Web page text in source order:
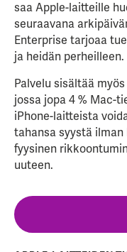
saa Apple-laitteille
seuraavana
Enterprise tarjoaa
ja heidän perheilleen.
Palvelu sisältää
jossa jopa 4 % Mac-
iPhone-laitteista
tahansa syystä
fyysinen
uuteen.